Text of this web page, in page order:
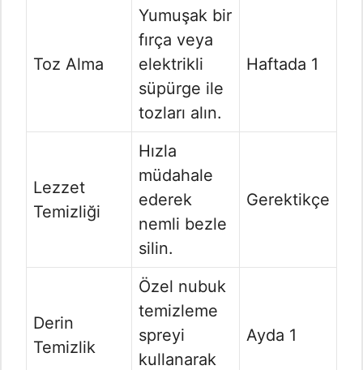
Toz Alma
Yumuşak bir
fırça veya
elektrikli
süpürge ile
tozları alın.
Haftada 1
Lezzet
Temizliği
Hızla
müdahale
ederek
nemli bezle
silin.
Gerektikçe
Derin
Temizlik
Özel nubuk
temizleme
spreyi
kullanarak
Ayda 1